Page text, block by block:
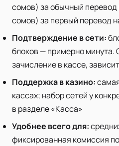
сомов) за обычный перевод
сомов) за первый перевод
Подтверждение в сети:
блоков — примерно минута.
зачисление в кассе,
Поддержка в казино:
кассах; набор сетей у
в разделе «Касса»
Удобнее всего для:
фиксированная комиссия